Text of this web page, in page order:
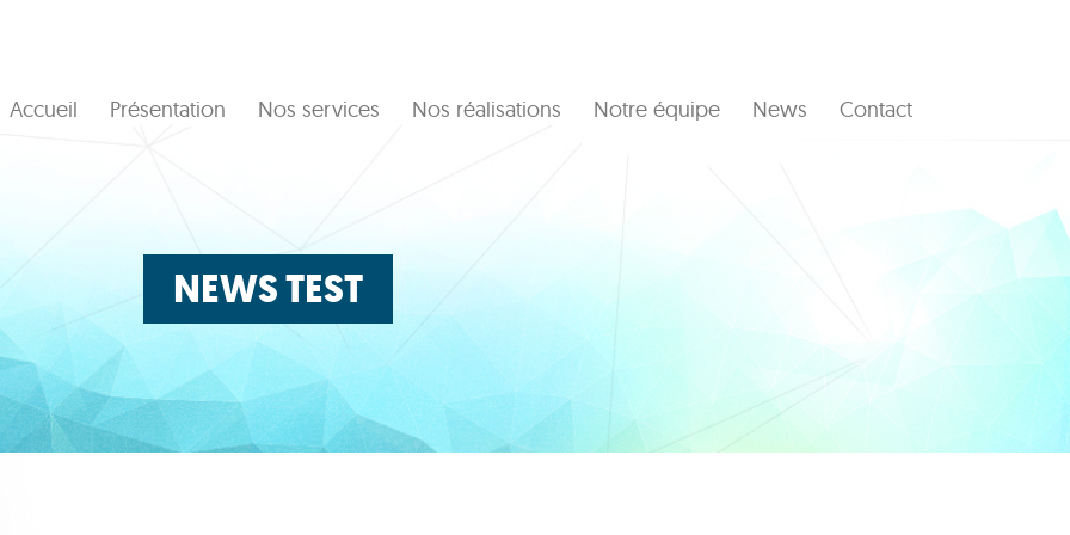
Accueil Présentation Nos services Nos réalisations Notre équipe News Contact
NEWS TEST